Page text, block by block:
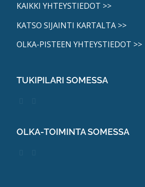
KAIKKI YHTEYSTIEDOT >>
KATSO SIJAINTI KARTALTA >>
OLKA-PISTEEN YHTEYSTIEDOT >>
TUKIPILARI SOMESSA
OLKA-TOIMINTA SOMESSA